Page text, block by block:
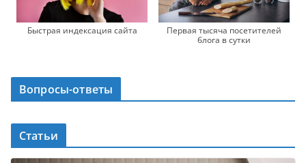
Быстрая индексация сайта
Первая тысяча посетителей
блога в сутки
Вопросы-ответы
Статьи